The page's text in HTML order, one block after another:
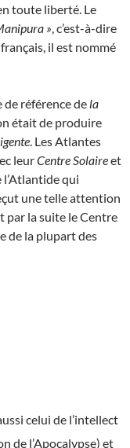
toute liberté. Le
» , c’est-à-dire
il est nommé
de référence de la
était de produire
. Les Atlantes
leurCentre Solaireet
qui
une telle attention
par la suite le Centre
de la plupart des
celui de l’intellect
de l’Apocalypse) et